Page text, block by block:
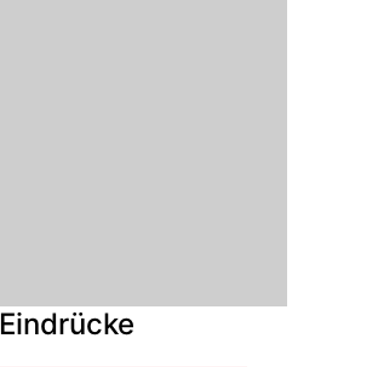
Eindrücke